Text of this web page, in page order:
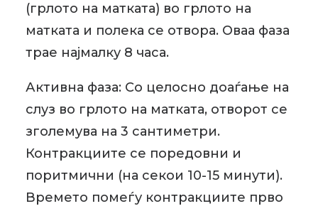
(грлото на матката) во грлото на
матката и полека се отвора. Оваа фаза
трае најмалку 8 часа.
Активна фаза: Со целосно доаѓање на
слуз во грлото на матката, отворот се
зголемува на 3 сантиметри.
Контракциите се поредовни и
поритмични (на секои 10-15 минути).
Времето помеѓу контракциите прво